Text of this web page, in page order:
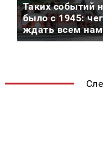
Таких событий
было с 1945:
ждать всем